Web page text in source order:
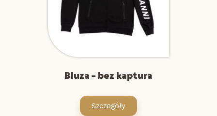
Bluza – bez kaptura
Szczegóły